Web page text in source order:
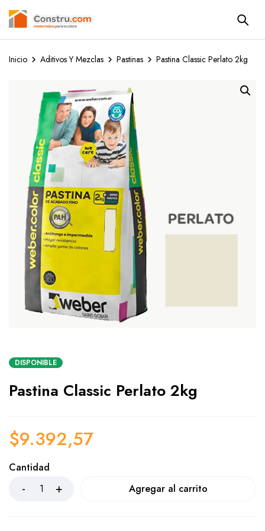
Inicio Aditivos Y Mezclas Pastinas Pastina Classic Perlato 2kg
DISPONIBLE
Pastina Classic Perlato 2kg
$9.392,57
Cantidad
Agregar al carrito